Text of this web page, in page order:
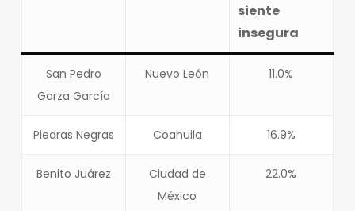
siente
insegura
San Pedro
Garza García
Nuevo León 11.0%
Piedras Negras Coahuila 16.9%
Benito Juárez
Ciudad de
México
22.0%